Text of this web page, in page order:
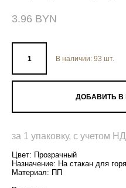
3.96 BYN
В наличии: 93 шт.
ДОБАВИТЬ В
за 1 упаковку, с учетом
Цвет: Прозрачный
Назначение: На стакан для
Материал: ПП